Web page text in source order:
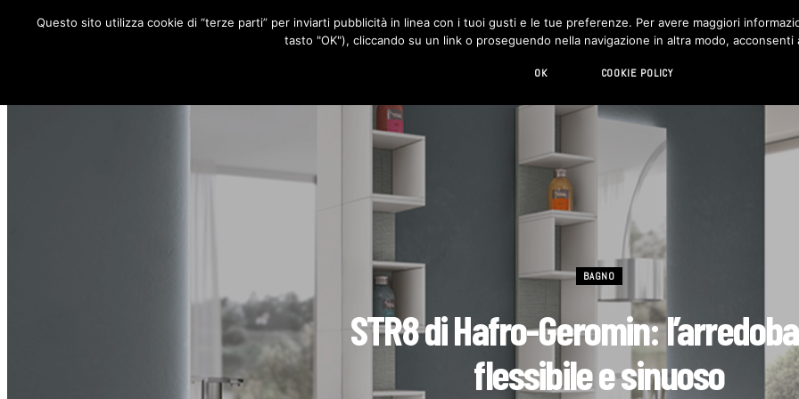
RUBRICHE DESIGN LIVING HI-TECH CHI SIAMO
BAGNO
STR8 di Hafro-Geromin:
flessibile e sinuoso
Questo sito utilizza cookie di “terze parti” per inviarti pubblicità in linea con i tuoi gusti e le tue preferenze. Per avere maggiori
tasto "OK"), cliccando su un link o proseguendo nella navigazione in altra modo, acconsenti
OK COOKIE POLICY